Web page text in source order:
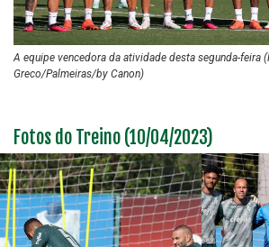
A equipe vencedora da atividade desta segunda-feira
Greco/Palmeiras/by Canon)
Fotos do Treino (10/04/2023)